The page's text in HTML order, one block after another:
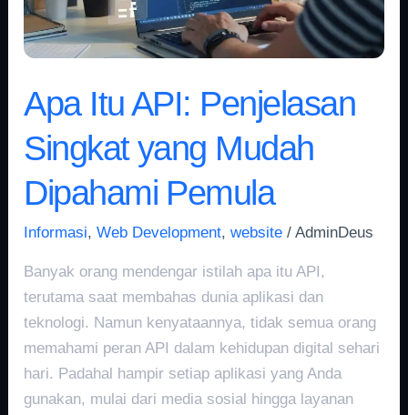
Apa Itu API: Penjelasan
Singkat yang Mudah
Dipahami Pemula
Informasi,Web Development,website /AdminDeus
Banyak orang mendengar istilah apa itu API,
terutama saat membahas dunia aplikasi dan
teknologi. Namun kenyataannya, tidak semua orang
memahami peran API dalam kehidupan digital sehari
hari. Padahal hampir setiap aplikasi yang Anda
gunakan, mulai dari media sosial hingga layanan
Mudah
Dipahami
Pemula